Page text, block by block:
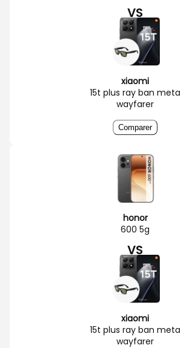
VS
xiaomi
15t plus ray ban meta
wayfarer
Comparer
honor
600 5g
VS
xiaomi
15t plus ray ban meta
wayfarer